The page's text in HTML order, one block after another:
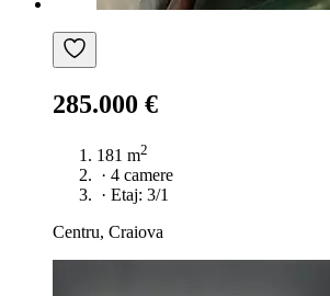
285.000 €
181 m2
· 4 camere
· Etaj: 3/1
Centru, Craiova